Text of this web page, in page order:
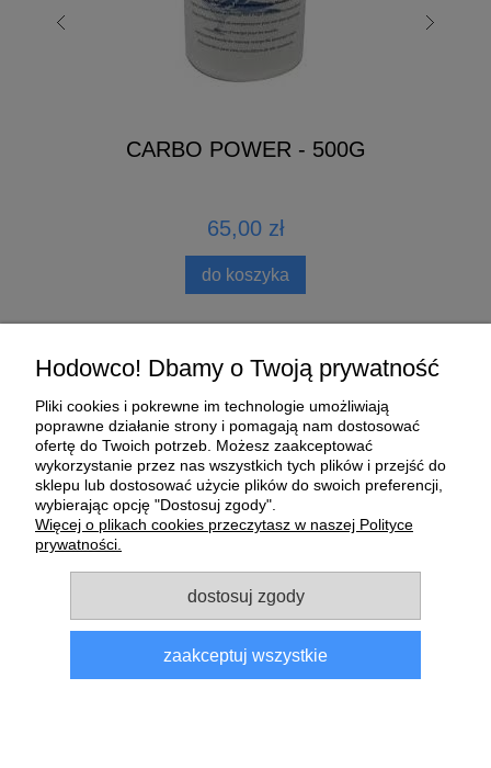
CARBO POWER - 500G
65,00 zł
do koszyka
Moje konto
Płatności i dostawa
O nas
Informacje
Sklep dla gołębi E-Golab.pl| NIP: 6492311073 | ul.
Zagórczańska 15, 42-450 Niegowonice, woj. śląskie | telefon:
Hodowco! Dbamy o Twoją prywatność
Pliki cookies i pokrewne im technologie umożliwiają
poprawne działanie strony i pomagają nam dostosować
ofertę do Twoich potrzeb. Możesz zaakceptować
wykorzystanie przez nas wszystkich tych plików i przejść do
sklepu lub dostosować użycie plików do swoich preferencji,
wybierając opcję "Dostosuj zgody".
Więcej o plikach cookies przeczytasz w naszej Polityce
prywatności.
dostosuj zgody
zaakceptuj wszystkie